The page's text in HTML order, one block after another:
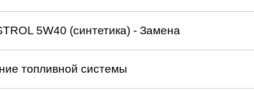
5W40 (синтетика) - Замена
топливной системы